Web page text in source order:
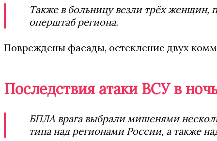
Также в больницу везли трёх женщин,
оперштаб региона.
Повреждены фасады, остекление двух
Последствия атаки ВСУ в
БПЛА врага выбрали мишенями
типа над регионами России, а также